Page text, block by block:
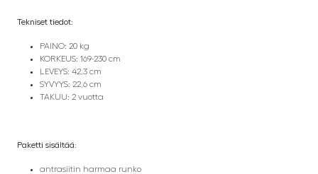
Tekniset tiedot:
PAINO: 20 kg
KORKEUS: 169-230 cm
LEVEYS: 42,3 cm
SYVYYS: 22,6 cm
TAKUU: 2 vuotta
Paketti sisältää:
antrasiitin harmaa runko